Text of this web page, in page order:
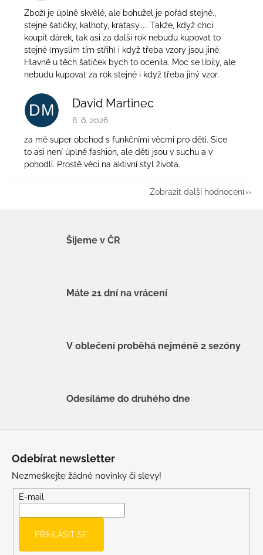
Zboží je úplně skvělé, ale bohužel je pořád stejné.,
stejné šatičky, kalhoty, kraťasy..... Takže, když chci
koupit dárek, tak asi za další rok nebudu kupovat to
stejné (myslím tím střih) i když třeba vzory jsou jiné.
Hlavně u těch šatiček bych to ocenila. Moc se líbily, ale
nebudu kupovat za rok stejné i když třeba jiný vzor.
DM David Martinec
Hodnocení obchodu je 5 z 5 hvězdiček.
8. 6. 2026
za mě super obchod s funkčními věcmi pro děti. Sice
to asi není úplně fashion, ale děti jsou v suchu a v
pohodlí. Prostě věci na aktivní styl života.
Zobrazit další hodnocení
Šijeme v ČR
Máte 21 dní na vrácení
V oblečení proběhá nejméně 2 sezóny
Odesíláme do druhého dne
Odebírat newsletter
Nezmeškejte žádné novinky či slevy!
E-mail
PŘIHLÁSIT SE